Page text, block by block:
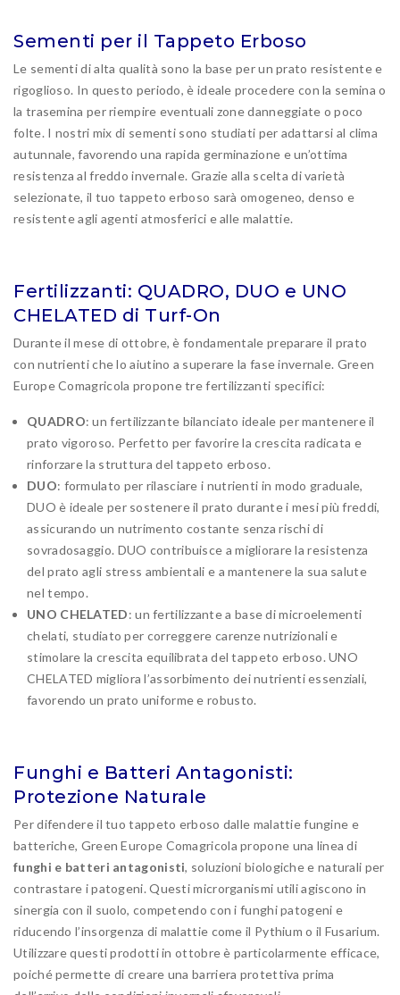
Sementi per il Tappeto Erboso
Le sementi di alta qualità sono la base per un prato resistente e
rigoglioso. In questo periodo, è ideale procedere con la semina o
la trasemina per riempire eventuali zone danneggiate o poco
folte. I nostri mix di sementi sono studiati per adattarsi al clima
autunnale, favorendo una rapida germinazione e un’ottima
resistenza al freddo invernale. Grazie alla scelta di varietà
selezionate, il tuo tappeto erboso sarà omogeneo, denso e
resistente agli agenti atmosferici e alle malattie.
Fertilizzanti: QUADRO, DUO e UNO
CHELATED di Turf-On
Durante il mese di ottobre, è fondamentale preparare il prato
con nutrienti che lo aiutino a superare la fase invernale. Green
Europe Comagricola propone tre fertilizzanti specifici:
QUADRO: un fertilizzante bilanciato ideale per mantenere il
prato vigoroso. Perfetto per favorire la crescita radicata e
rinforzare la struttura del tappeto erboso.
DUO: formulato per rilasciare i nutrienti in modo graduale,
DUO è ideale per sostenere il prato durante i mesi più freddi,
assicurando un nutrimento costante senza rischi di
sovradosaggio. DUO contribuisce a migliorare la resistenza
del prato agli stress ambientali e a mantenere la sua salute
nel tempo.
UNO CHELATED: un fertilizzante a base di microelementi
chelati, studiato per correggere carenze nutrizionali e
stimolare la crescita equilibrata del tappeto erboso. UNO
CHELATED migliora l’assorbimento dei nutrienti essenziali,
favorendo un prato uniforme e robusto.
Funghi e Batteri Antagonisti:
Protezione Naturale
Per difendere il tuo tappeto erboso dalle malattie fungine e
batteriche, Green Europe Comagricola propone una linea di
funghi e batteri antagonisti, soluzioni biologiche e naturali per
contrastare i patogeni. Questi microrganismi utili agiscono in
sinergia con il suolo, competendo con i funghi patogeni e
riducendo l’insorgenza di malattie come il Pythium o il Fusarium.
Utilizzare questi prodotti in ottobre è particolarmente efficace,
poiché permette di creare una barriera protettiva prima